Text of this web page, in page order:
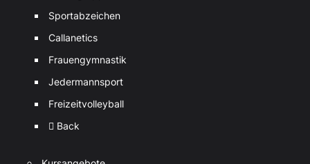
Sportabzeichen
Callanetics
Frauengymnastik
Jedermannsport
Freizeitvolleyball
Back